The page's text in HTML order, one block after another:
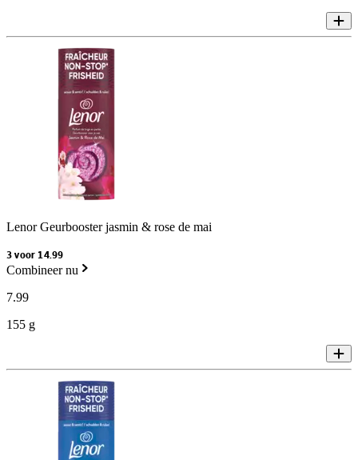
Lenor Geurbooster jasmin & rose de mai
3 voor 14.99
Combineer nu
7.99
155 g